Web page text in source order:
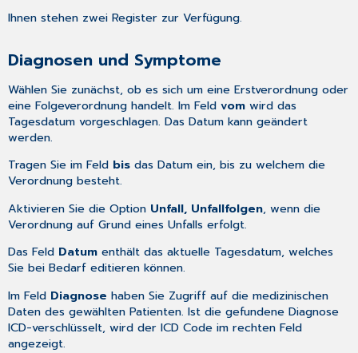
Ihnen stehen zwei Register zur Verfügung.
Diagnosen und Symptome
Wählen Sie zunächst, ob es sich um eine Erstverordnung oder
eine Folgeverordnung handelt. Im Feldvom wird das
Tagesdatum vorgeschlagen. Das Datum kann geändert
werden.
Tragen Sie im Feld bis das Datum ein, bis zu welchem die
Verordnung besteht.
Aktivieren Sie die Option Unfall, Unfallfolgen, wenn die
Verordnung auf Grund eines Unfalls erfolgt.
Das Feld Datum enthält das aktuelle Tagesdatum, welches
Sie bei Bedarf editieren können.
Im Feld Diagnose haben Sie Zugriff auf die medizinischen
Daten des gewählten Patienten. Ist die gefundene Diagnose
ICD-verschlüsselt, wird der ICD Code im rechten Feld
angezeigt.